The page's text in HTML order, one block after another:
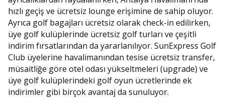
hızlı geçiş ve ücretsiz lounge erişimine de sahip oluyor.
Ayrıca golf bagajları ücretsiz olarak check-in edilirken,
üye golf kulüplerinde ücretsiz golf turları ve çeşitli
indirim fırsatlarından da yararlanılıyor. SunExpress Golf
Club üyelerine havalimanından tesise ücretsiz transfer,
müsaitliğe göre otel odası yükseltmeleri (upgrade) ve
üye golf kulüplerindeki golf oyun ücretlerinde ek
indirimler gibi birçok avantaj da sunuluyor.